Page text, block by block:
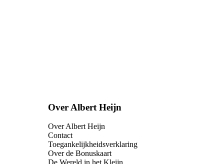
Over Albert Heijn
Over Albert Heijn
Contact
Toegankelijkheidsverklaring
Over de Bonuskaart